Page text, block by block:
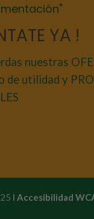
YA !
nuestras
de utilidad y
I Accesibilidad